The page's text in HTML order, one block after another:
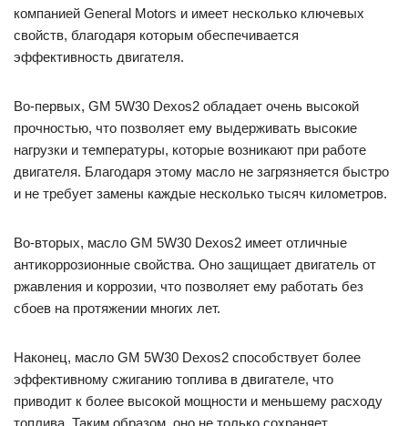
компанией General Motors и имеет несколько ключевых
свойств, благодаря которым обеспечивается
эффективность двигателя.
Во-первых, GM 5W30 Dexos2 обладает очень высокой
прочностью, что позволяет ему выдерживать высокие
нагрузки и температуры, которые возникают при работе
двигателя. Благодаря этому масло не загрязняется быстро
и не требует замены каждые несколько тысяч километров.
Во-вторых, масло GM 5W30 Dexos2 имеет отличные
антикоррозионные свойства. Оно защищает двигатель от
ржавления и коррозии, что позволяет ему работать без
сбоев на протяжении многих лет.
Наконец, масло GM 5W30 Dexos2 способствует более
эффективному сжиганию топлива в двигателе, что
приводит к более высокой мощности и меньшему расходу
топлива. Таким образом, оно не только сохраняет